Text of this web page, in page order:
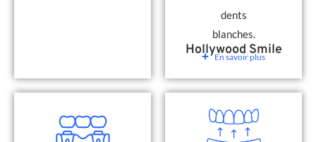
Hollywood Smile
En savoir plus